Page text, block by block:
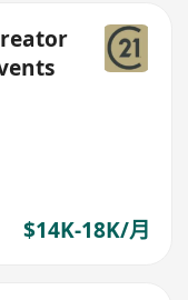
$14K-18K/月